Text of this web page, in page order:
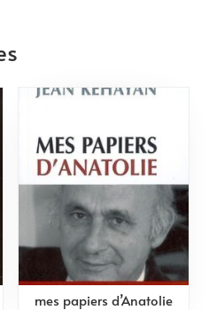
mes papiers d’Anatolie